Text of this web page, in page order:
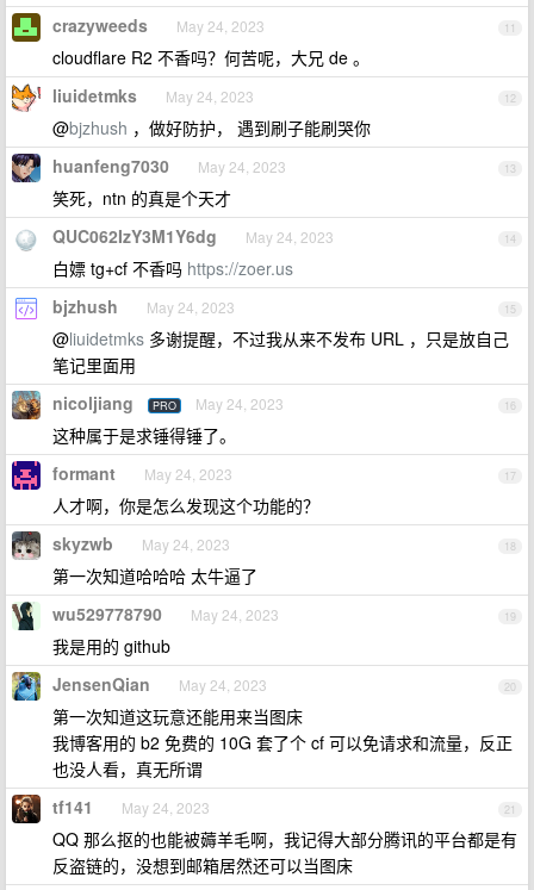
11
crazyweeds May 24, 2023
cloudflare R2 不香吗？何苦呢，大兄 de 。
12
liuidetmks May 24, 2023
@bjzhush ，做好防护， 遇到刷子能刷哭你
13
huanfeng7030 May 24, 2023
笑死，ntn 的真是个天才
14
QUC062IzY3M1Y6dg May 24, 2023
白嫖 tg+cf 不香吗 https://zoer.us
15
bjzhush May 24, 2023
@liuidetmks 多谢提醒，不过我从来不发布 URL ，只是放自己
笔记里面用
16
nicoljiang PRO May 24, 2023
这种属于是求锤得锤了。
17
formant May 24, 2023
人才啊，你是怎么发现这个功能的？
18
skyzwb May 24, 2023
第一次知道哈哈哈 太牛逼了
19
wu529778790 May 24, 2023
我是用的 github
20
JensenQian May 24, 2023
第一次知道这玩意还能用来当图床
我博客用的 b2 免费的 10G 套了个 cf 可以免请求和流量，反正
也没人看，真无所谓
21
tf141 May 24, 2023
QQ 那么抠的也能被薅羊毛啊，我记得大部分腾讯的平台都是有
反盗链的，没想到邮箱居然还可以当图床